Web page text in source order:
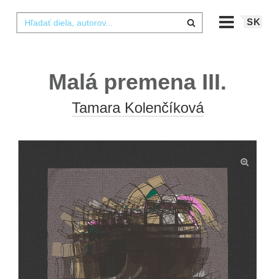
SK
Malá premena III.
Tamara Kolenčíková